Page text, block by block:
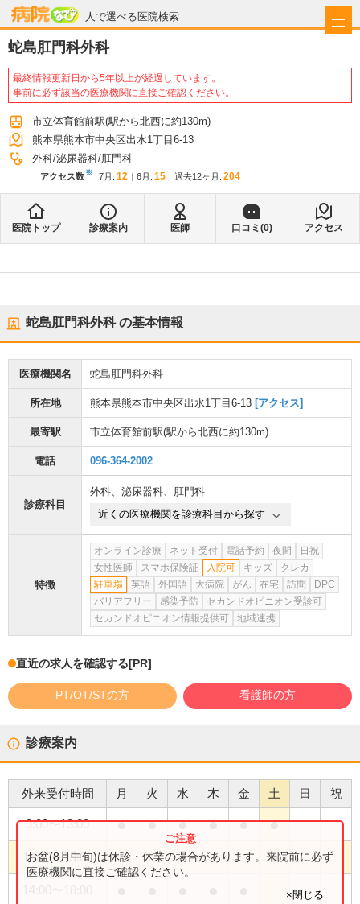
人で選べる医院検索
病院なび
蛇島肛門科外科
最終情報更新日から5年以上が経過しています。
事前に必ず該当の医療機関に直接ご確認ください。
市立体育館前駅(駅から北西に約130m)
熊本県熊本市中央区出水1丁目6-13
外科 泌尿器科 肛門科
アクセス数※ 7月 : 12 6月 : 15 過去12ヶ月: 204
医院トップ 診療案内 医師 口コミ(0) アクセス
蛇島肛門科外科の基本情報
医療機関名 蛇島肛門科外科
所在地 熊本県熊本市中央区出水1丁目6-13 [アクセス]
最寄駅 市立体育館前駅(駅から北西に約130m)
電話 096-364-2002
診療科目
外科、 泌尿器科、 肛門科
近くの医療機関を診療科目から探す
特徴
オンライン診療 ネット受付 電話予約 夜間
日祝
女性医師
スマホ保険証 入院可 キッズ
クレカ
駐車場
英語 外国語 大病院 がん 在宅 訪問
DPC
バリアフリー
感染予防
セカンドオピニオン受診可
セカンドオピニオン情報提供可
地域連携
直近の求人を確認する[PR]
PT/OT/STの方 看護師の方
診療案内
外来受付時間 月 火 水 木 金 土 日 祝
9:00〜13:00 ● ● ● ● ● ●
13:00〜15:00 ●
お盆(8月中旬)は休診・休業の場合があります。来院前に必ず
医療機関に直接ご確認ください。
×閉じる